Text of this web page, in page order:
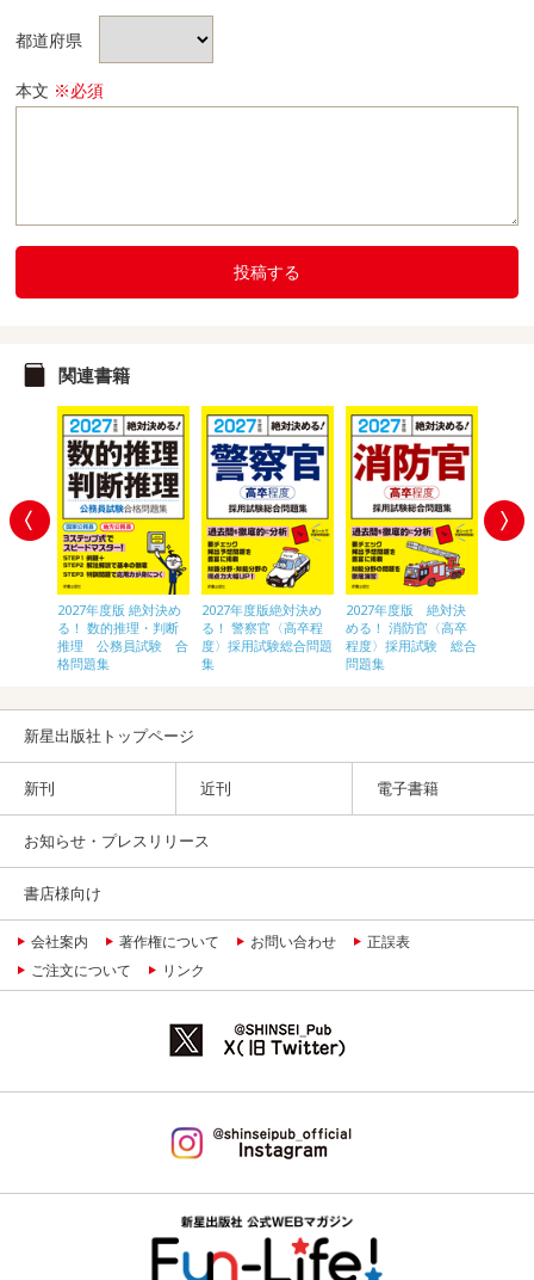
都道府県
本文 ※必須
投稿する
関連書籍
2027年度版 絶対決め
る！ 数的推理・判断
推理 公務員試験 合
格問題集
2027年度版絶対決め
る！ 警察官〈高卒程
度〉採用試験総合問題
集
2027年度版 絶対決
める！ 消防官〈高卒
程度〉採用試験 総合
問題集
新星出版社トップページ
新刊 近刊 電子書籍
お知らせ・プレスリリース
書店様向け
会社案内 著作権について お問い合わせ
正誤表
ご注文について
リンク